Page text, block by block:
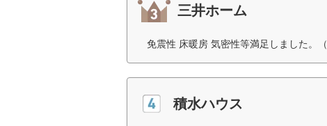
三井ホーム
免震性 床暖房 気密性等満足しました。
積水ハウス